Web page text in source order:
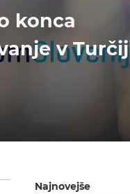
konca
v
Najnovejše